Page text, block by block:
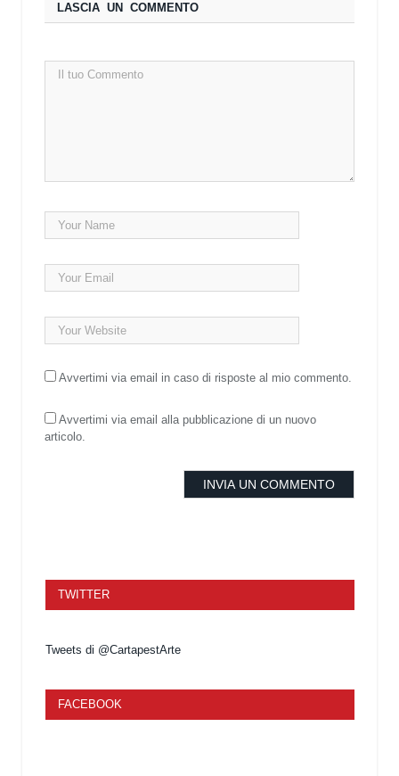
LASCIA UN COMMENTO
Avvertimi via email in caso di risposte al mio commento.
Avvertimi via email alla pubblicazione di un nuovo
articolo.
TWITTER
Tweets di @CartapestArte
FACEBOOK